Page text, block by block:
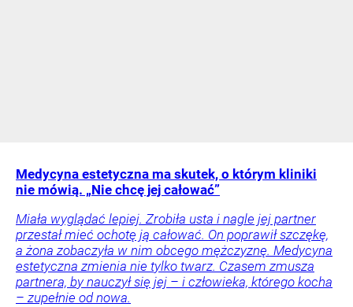
Medycyna estetyczna ma skutek, o którym kliniki
nie mówią. „Nie chcę jej całować”
Miała wyglądać lepiej. Zrobiła usta i nagle jej partner
przestał mieć ochotę ją całować. On poprawił szczękę,
a żona zobaczyła w nim obcego mężczyznę. Medycyna
estetyczna zmienia nie tylko twarz. Czasem zmusza
partnera, by nauczył się jej – i człowieka, którego kocha
– zupełnie od nowa.